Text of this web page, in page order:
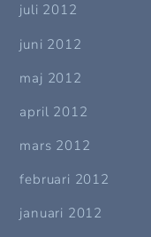
juli 2012
juni 2012
maj 2012
april 2012
mars 2012
februari 2012
januari 2012